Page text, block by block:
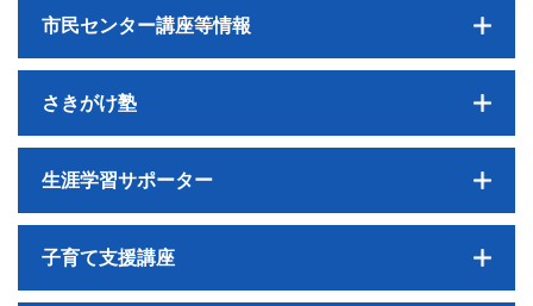
市民センター講座等情報
さきがけ塾
生涯学習サポーター
子育て支援講座